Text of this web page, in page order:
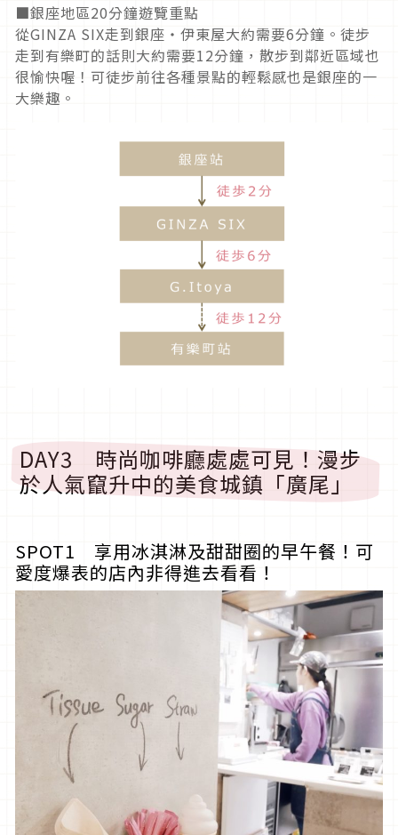
■銀座地區20分鐘遊覽重點
從GINZA SIX走到銀座・伊東屋大約需要6分鐘。徒步
走到有樂町的話則大約需要12分鐘，散步到鄰近區域也
很愉快喔！可徒步前往各種景點的輕鬆感也是銀座的一
大樂趣。
DAY3 時尚咖啡廳處處可見！漫步
於人氣竄升中的美食城鎮「廣尾」
SPOT1 享用冰淇淋及甜甜圈的早午餐！可
愛度爆表的店內非得進去看看！